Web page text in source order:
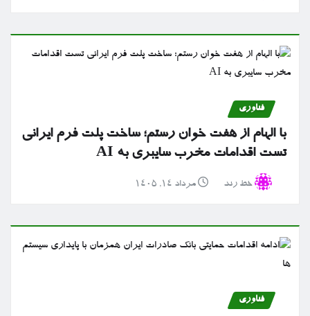
فناوری
با الهام از هفت خوان رستم؛ ساخت پلت فرم ایرانی
تست اقدامات مخرب سایبری به AI
خط رند مرداد ۱۴, ۱۴۰۵
فناوری